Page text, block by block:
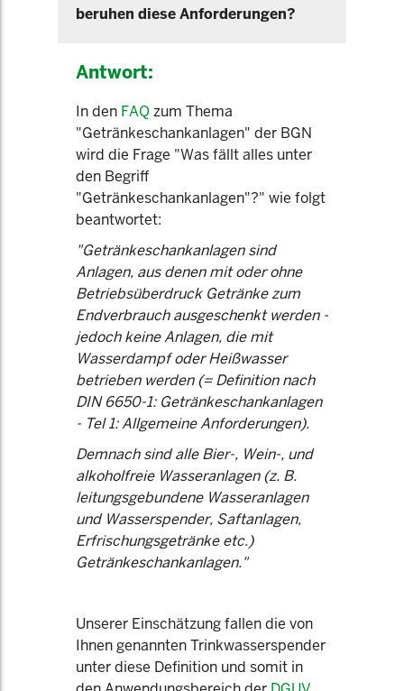
beruhen diese Anforderungen?
Antwort:
In den FAQ zum Thema
"Getränkeschankanlagen" der BGN
wird die Frage "Was fällt alles unter
den Begriff
"Getränkeschankanlagen"?" wie folgt
beantwortet:
"Getränkeschankanlagen sind
Anlagen, aus denen mit oder ohne
Betriebsüberdruck Getränke zum
Endverbrauch ausgeschenkt werden -
jedoch keine Anlagen, die mit
Wasserdampf oder Heißwasser
betrieben werden (= Definition nach
DIN 6650-1: Getränkeschankanlagen
- Tel 1: Allgemeine Anforderungen).
Demnach sind alle Bier-, Wein-, und
alkoholfreie Wasseranlagen (z. B.
leitungsgebundene Wasseranlagen
und Wasserspender, Saftanlagen,
Erfrischungsgetränke etc.)
Getränkeschankanlagen."
Unserer Einschätzung fallen die von
Ihnen genannten Trinkwasserspender
unter diese Definition und somit in